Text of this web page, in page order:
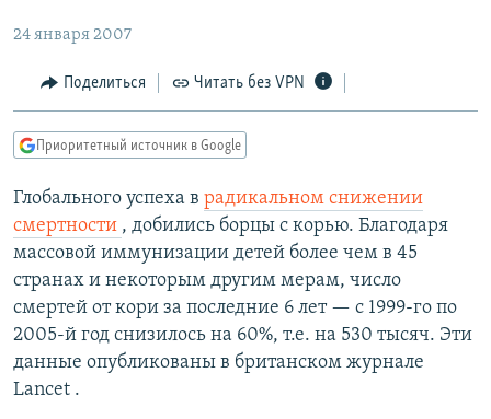
Вернутся
Вернутся
поиску
МНЕНИЯ
КУЛЬТУРА
КАВКАЗ.РЕАЛИИ
СЕВЕР.РЕАЛИИ
СИБИРЬ.РЕАЛИИ
РАСПИСАНИЕ ВЕЩАНИЯ
ПОДПИШИТЕСЬ НА РАССЫЛКУ
СОЦИАЛЬНЫЕ СЕТИ
24 января 2007
Поделиться Читать без VPN
Приоритетный источник в Google
Глобального успеха в радикальном снижении
смертности , добились борцы с корью. Благодаря
массовой иммунизации детей более чем в 45
странах и некоторым другим мерам, число
смертей от кори за последние 6 лет — с 1999-го по
2005-й год снизилось на 60%, т.е. на 530 тысяч. Эти
данные опубликованы в британском журнале
Lancet .